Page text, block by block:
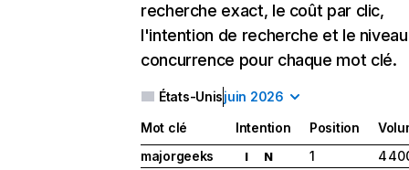
recherche exact, le coût par clic,
l'intention de recherche et le
concurrence pour chaque mot clé.
États-Unisjuin 2026
Mot clé Intention Position
majorgeeks
I N 1
4